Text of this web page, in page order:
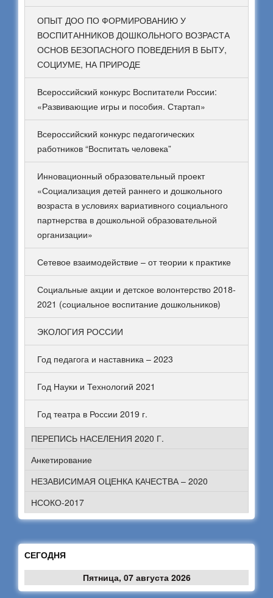
ОПЫТ ДОО ПО ФОРМИРОВАНИЮ У
ВОСПИТАННИКОВ ДОШКОЛЬНОГО ВОЗРАСТА
ОСНОВ БЕЗОПАСНОГО ПОВЕДЕНИЯ В БЫТУ,
СОЦИУМЕ, НА ПРИРОДЕ
Всероссийский конкурс Воспитатели России:
«Развивающие игры и пособия. Стартап»
Всероссийский конкурс педагогических
работников “Воспитать человека”
Инновационный образовательный проект
«Социализация детей раннего и дошкольного
возраста в условиях вариативного социального
партнерства в дошкольной образовательной
организации»
Сетевое взаимодействие – от теории к практике
Социальные акции и детское волонтерство 2018-
2021 (социальное воспитание дошкольников)
ЭКОЛОГИЯ РОССИИ
Год педагога и наставника – 2023
Год Науки и Технологий 2021
Год театра в России 2019 г.
ПЕРЕПИСЬ НАСЕЛЕНИЯ 2020 Г.
Анкетирование
НЕЗАВИСИМАЯ ОЦЕНКА КАЧЕСТВА – 2020
НСОКО-2017
СЕГОДНЯ
Пятница, 07 августа 2026